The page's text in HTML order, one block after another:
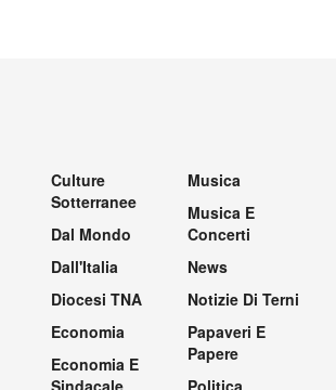
Culture
Sotterranee
Dal Mondo
Dall'Italia
Diocesi TNA
Economia
Economia E
Musica
Musica E
Concerti
News
Notizie Di Terni
Papaveri E
Papere